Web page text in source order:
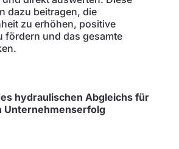
dazu beitragen, die
zu erhöhen, positive
fördern und das gesamte
hydraulischen Abgleichs für
Unternehmenserfolg